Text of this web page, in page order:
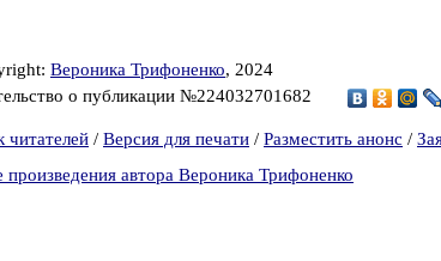
Вероника Трифоненко, 2024
о публикации №224032701682
читателей / Версия для печати / Разместить анонс /
произведения автора Вероника Трифоненко